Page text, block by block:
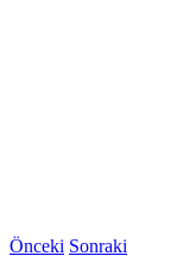
Önceki Sonraki